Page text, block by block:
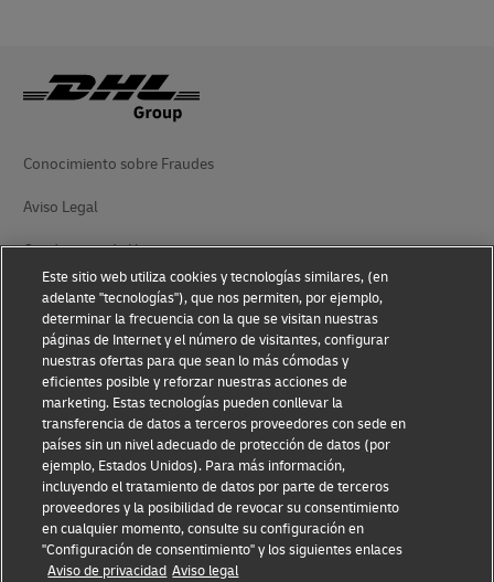
Conocimiento sobre Fraudes
Aviso Legal
Condiciones de Uso
Aviso de Privacidad
Información Adicional
Ajustes de cookies
Síganos
2026 © - todos los derechos reservados
Este sitio web utiliza cookies y tecnologías similares, (en
adelante "tecnologías"), que nos permiten, por ejemplo,
determinar la frecuencia con la que se visitan nuestras
páginas de Internet y el número de visitantes, configurar
nuestras ofertas para que sean lo más cómodas y
eficientes posible y reforzar nuestras acciones de
marketing. Estas tecnologías pueden conllevar la
transferencia de datos a terceros proveedores con sede en
países sin un nivel adecuado de protección de datos (por
ejemplo, Estados Unidos). Para más información,
incluyendo el tratamiento de datos por parte de terceros
proveedores y la posibilidad de revocar su consentimiento
en cualquier momento, consulte su configuración en
"Configuración de consentimiento" y los siguientes enlaces
Aviso de privacidad Aviso legal